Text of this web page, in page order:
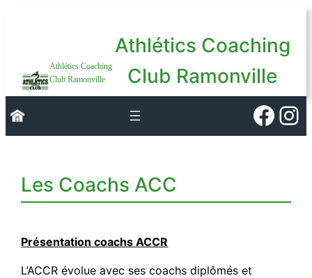
Athlétics Coaching
Club Ramonville
Athlétics Coaching
Club Ramonville
Les Coachs ACC
Présentation coachs ACCR
L’ACCR évolue avec ses coachs diplômés et